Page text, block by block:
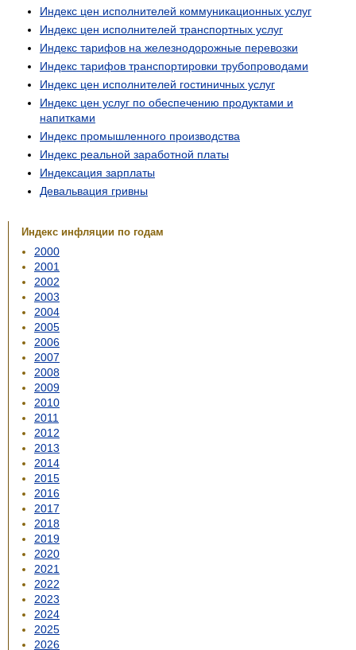
Индекс цен исполнителей коммуникационных услуг
Индекс цен исполнителей транспортных услуг
Индекс тарифов на железнодорожные перевозки
Индекс тарифов транспортировки трубопроводами
Индекс цен исполнителей гостиничных услуг
Индекс цен услуг по обеспечению продуктами и
напитками
Индекс промышленного производства
Индекс реальной заработной платы
Индексация зарплаты
Девальвация гривны
Индекс инфляции по годам
2000
2001
2002
2003
2004
2005
2006
2007
2008
2009
2010
2011
2012
2013
2014
2015
2016
2017
2018
2019
2020
2021
2022
2023
2024
2025
2026